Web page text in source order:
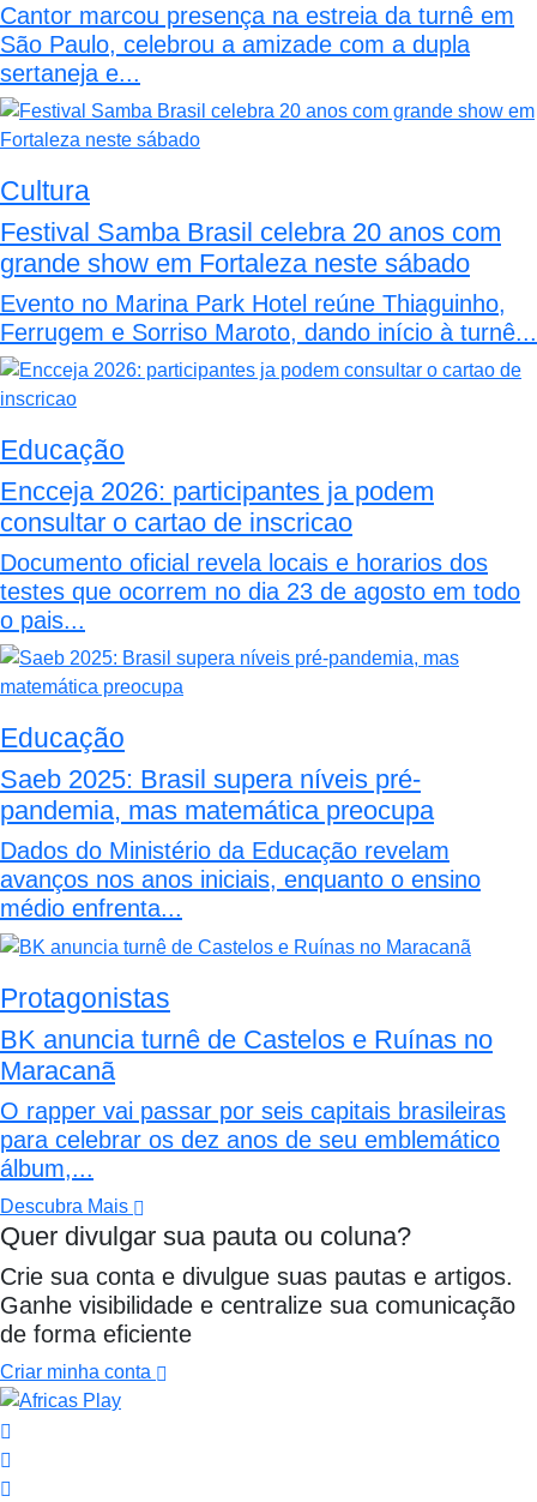
Cantor marcou presença na estreia da turnê em
São Paulo, celebrou a amizade com a dupla
sertaneja e...
Cultura
Festival Samba Brasil celebra 20 anos com
grande show em Fortaleza neste sábado
Evento no Marina Park Hotel reúne Thiaguinho,
Ferrugem e Sorriso Maroto, dando início à turnê...
Educação
Encceja 2026: participantes ja podem
consultar o cartao de inscricao
Documento oficial revela locais e horarios dos
testes que ocorrem no dia 23 de agosto em todo
o pais...
Educação
Saeb 2025: Brasil supera níveis pré-
pandemia, mas matemática preocupa
Dados do Ministério da Educação revelam
avanços nos anos iniciais, enquanto o ensino
médio enfrenta...
Protagonistas
BK anuncia turnê de Castelos e Ruínas no
Maracanã
O rapper vai passar por seis capitais brasileiras
para celebrar os dez anos de seu emblemático
álbum,...
Descubra Mais
Quer divulgar sua pauta ou coluna?
Crie sua conta e divulgue suas pautas e artigos.
Ganhe visibilidade e centralize sua comunicação
de forma eficiente
Criar minha conta